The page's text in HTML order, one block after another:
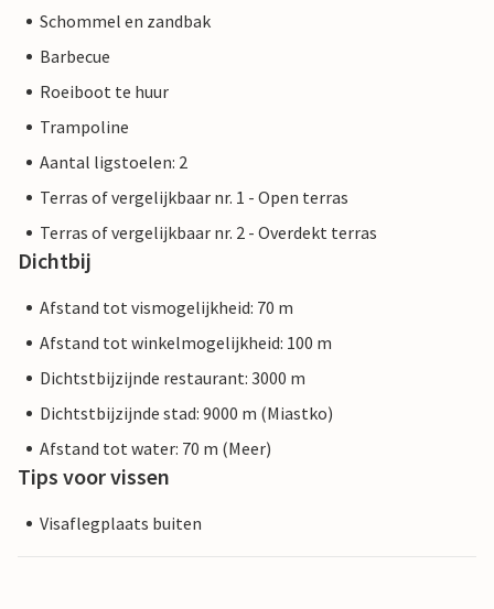
Schommel en zandbak
Barbecue
Roeiboot te huur
Trampoline
Aantal ligstoelen: 2
Terras of vergelijkbaar nr. 1 - Open terras
Terras of vergelijkbaar nr. 2 - Overdekt terras
Dichtbij
Afstand tot vismogelijkheid: 70 m
Afstand tot winkelmogelijkheid: 100 m
Dichtstbijzijnde restaurant: 3000 m
Dichtstbijzijnde stad: 9000 m (Miastko)
Afstand tot water: 70 m (Meer)
Tips voor vissen
Visaflegplaats buiten